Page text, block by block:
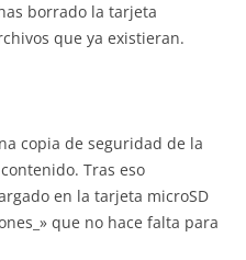
borrado la tarjeta
que ya existieran.
copia de seguridad de la
Tras eso
en la tarjeta microSD
que no hace falta para